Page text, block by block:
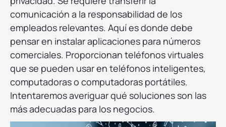
comunicación a la responsabilidad de los
empleados relevantes. Aquí es donde debe
pensar en instalar aplicaciones para números
comerciales. Proporcionan teléfonos virtuales
que se pueden usar en teléfonos inteligentes,
computadoras o computadoras portátiles.
Intentaremos averiguar qué soluciones son las
más adecuadas para los negocios.